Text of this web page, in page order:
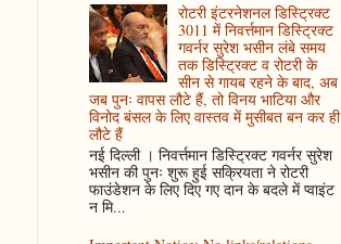
रोटरी इंटरनेशनल डिस्ट्रिक्ट
3011 में निवर्त्तमान डिस्ट्रिक्ट
गवर्नर सुरेश भसीन लंबे समय
तक डिस्ट्रिक्ट व रोटरी के
सीन से गायब रहने के बाद, अब
जब पुनः वापस लौटे हैं, तो विनय भाटिया और
विनोद बंसल के लिए वास्तव में मुसीबत बन कर ही
लौटे हैं
नई दिल्ली । निवर्त्तमान डिस्ट्रिक्ट गवर्नर सुरेश
भसीन की पुनः शुरू हुई सक्रियता ने रोटरी
फाउंडेशन के लिए दिए गए दान के बदले में प्वाइंट
न मि...